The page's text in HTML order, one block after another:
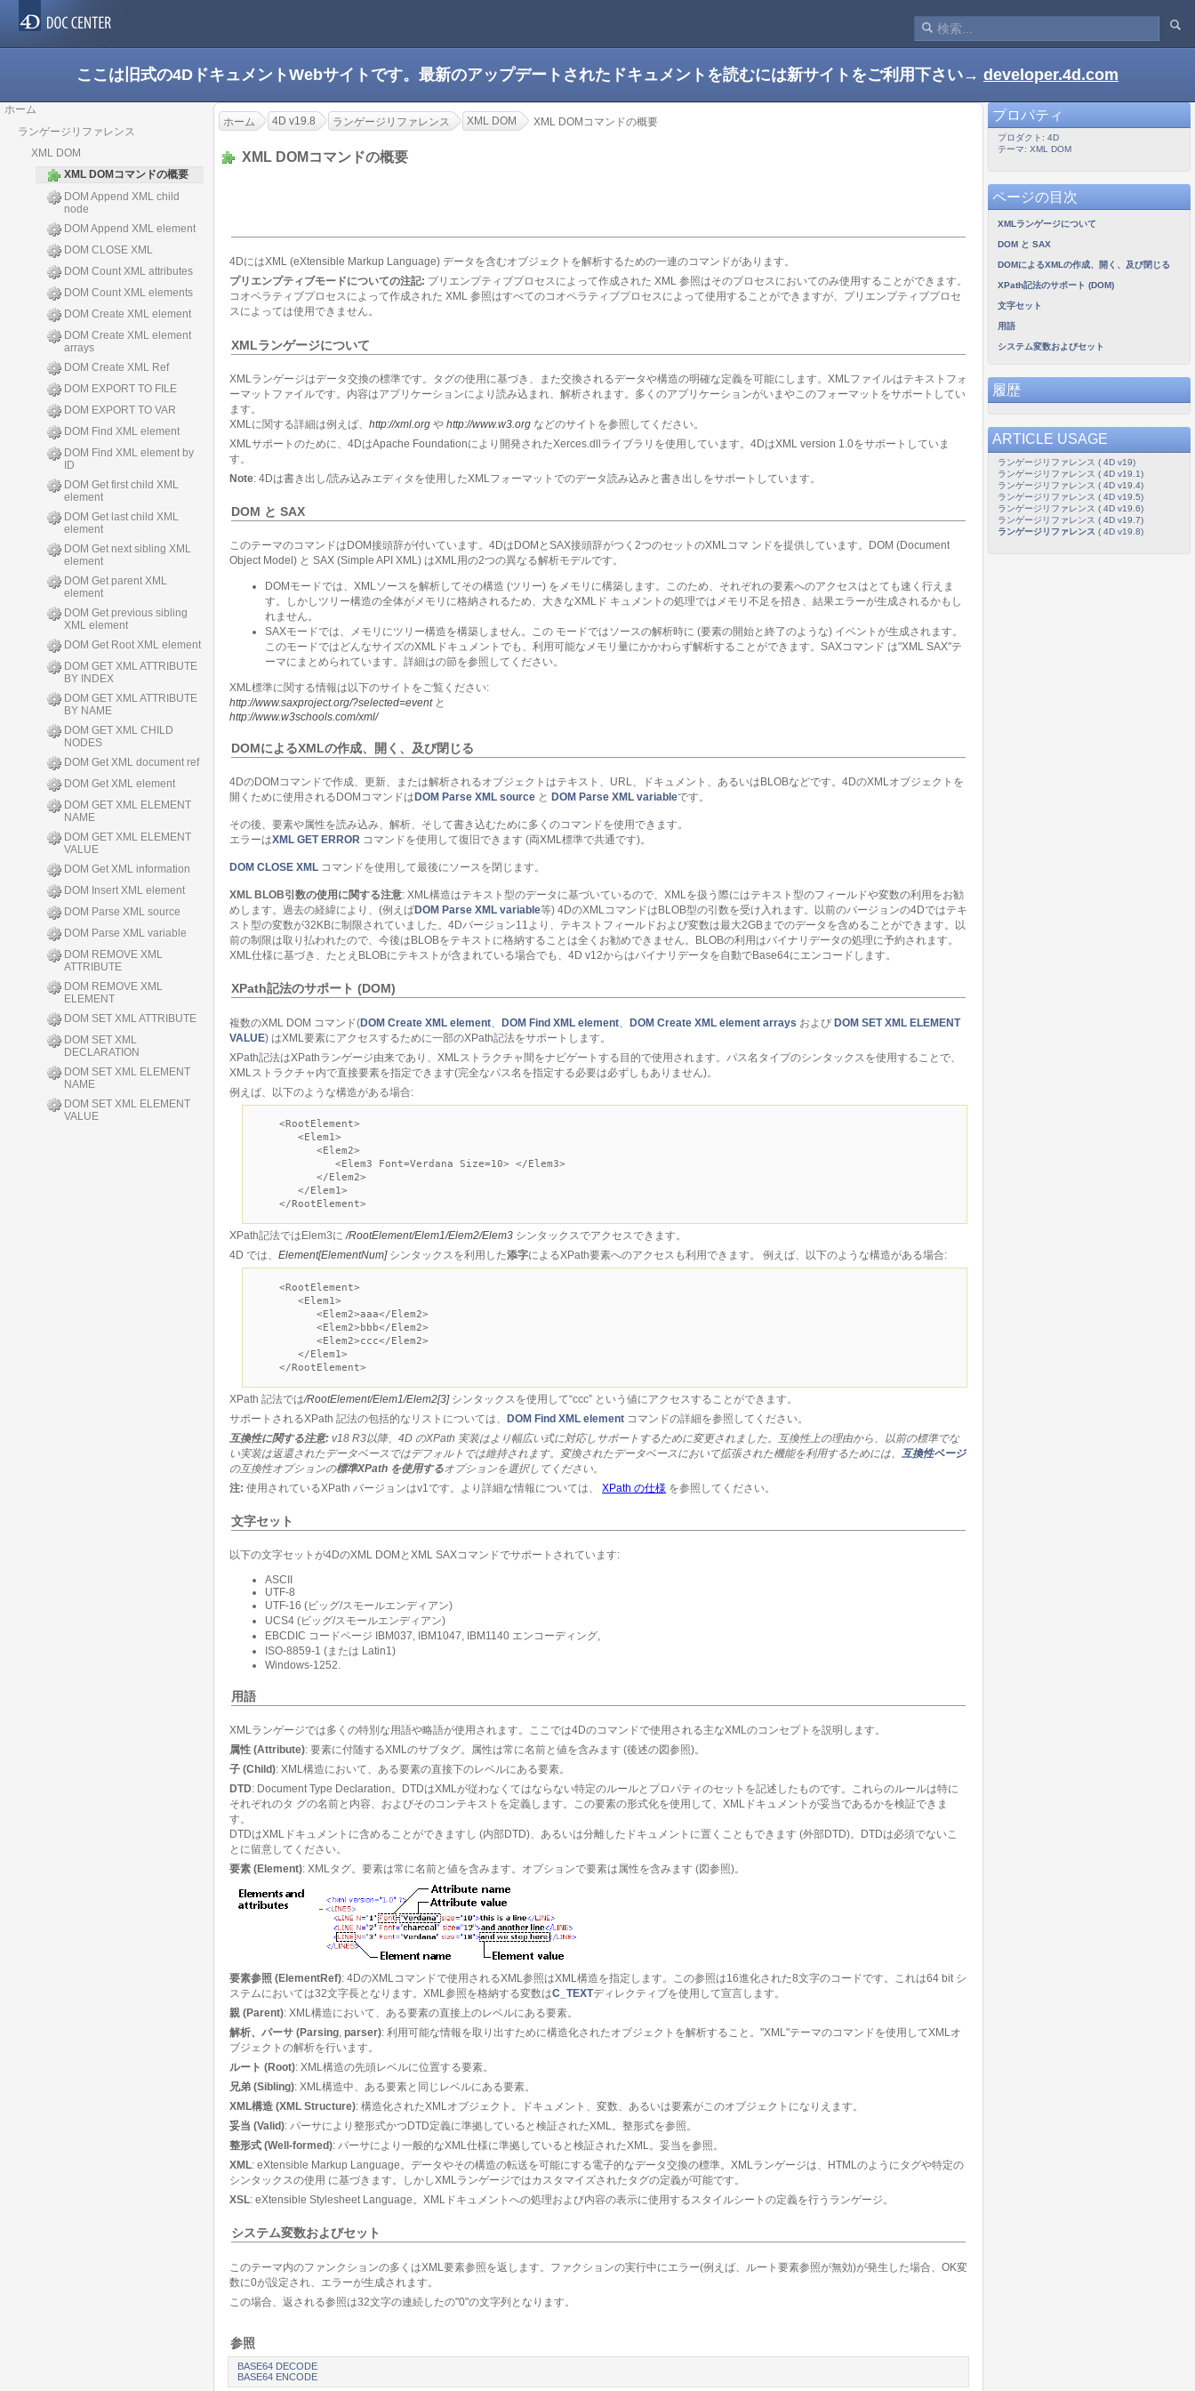
ここは旧式の4DドキュメントWebサイトです。最新のアップデートされたドキュメントを読むには新サイトをご利用下さい→ developer.4d.com
ホーム
ランゲージリファレンス
XML DOM
XML DOMコマンドの概要
DOM Append XML child
node
DOM Append XML element
DOM CLOSE XML
DOM Count XML attributes
DOM Count XML elements
DOM Create XML element
DOM Create XML element
arrays
DOM Create XML Ref
DOM EXPORT TO FILE
DOM EXPORT TO VAR
DOM Find XML element
DOM Find XML element by
ID
DOM Get first child XML
element
DOM Get last child XML
element
DOM Get next sibling XML
element
DOM Get parent XML
element
DOM Get previous sibling
XML element
DOM Get Root XML element
DOM GET XML ATTRIBUTE
BY INDEX
DOM GET XML ATTRIBUTE
BY NAME
DOM GET XML CHILD
NODES
DOM Get XML document ref
DOM Get XML element
DOM GET XML ELEMENT
NAME
DOM GET XML ELEMENT
VALUE
DOM Get XML information
DOM Insert XML element
DOM Parse XML source
DOM Parse XML variable
DOM REMOVE XML
ATTRIBUTE
DOM REMOVE XML
ELEMENT
DOM SET XML ATTRIBUTE
DOM SET XML
DECLARATION
DOM SET XML ELEMENT
NAME
DOM SET XML ELEMENT
VALUE
ホーム 4D v19.8 ランゲージリファレンス XML DOM XML DOMコマンドの概要
XML DOMコマンドの概要
4DにはXML (eXtensible Markup Language) データを含むオブジェクトを解析するための一連のコマンドがあります。
プリエンプティブモードについての注記: プリエンプティブプロセスによって作成された XML 参照はそのプロセスにおいてのみ使用することができます。
コオペラティブプロセスによって作成された XML 参照はすべてのコオペラティブプロセスによって使用することができますが、プリエンプティブプロセ
スによっては使用できません。
XMLランゲージについて
XMLランゲージはデータ交換の標準です。タグの使用に基づき、また交換されるデータや構造の明確な定義を可能にします。XMLファイルはテキストフォ
ーマットファイルです。内容はアプリケーションにより読み込まれ、解析されます。多くのアプリケーションがいまやこのフォーマットをサポートしてい
ます。
XMLに関する詳細は例えば、 http://xml.org や http://www.w3.org などのサイトを参照してください。
XMLサポートのために、4DはApache Foundationにより開発されたXerces.dllライブラリを使用しています。4DはXML version 1.0をサポートしていま
す。
Note: 4Dは書き出し/読み込みエディタを使用したXMLフォーマットでのデータ読み込みと書き出しをサポートしています。
DOM と SAX
このテーマのコマンドはDOM接頭辞が付いています。4DはDOMとSAX接頭辞がつく2つのセットのXMLコマ ンドを提供しています。DOM (Document
Object Model) と SAX (Simple API XML) はXML用の2つの異なる解析モデルです。
DOMモードでは、XMLソースを解析してその構造 (ツリー) をメモリに構築します。このため、それぞれの要素へのアクセスはとても速く行えま
す。しかしツリー構造の全体がメモリに格納されるため、大きなXMLド キュメントの処理ではメモリ不足を招き、結果エラーが生成されるかもし
れません。
SAXモードでは、メモリにツリー構造を構築しません。この モードではソースの解析時に (要素の開始と終了のような) イベントが生成されます。
このモードではどんなサイズのXMLドキュメントでも、利用可能なメモリ量にかかわらず解析することができます。SAXコマンド は"XML SAX"テ
ーマにまとめられています。詳細はの節を参照してください。
XML標準に関する情報は以下のサイトをご覧ください:
http://www.saxproject.org/?selected=eventと
http://www.w3schools.com/xml/
DOMによるXMLの作成、開く、及び閉じる
4DのDOMコマンドで作成、更新、または解析されるオブジェクトはテキスト、URL、ドキュメント、あるいはBLOBなどです。4DのXMLオブジェクトを
開くために使用されるDOMコマンドは DOM Parse XML source と DOM Parse XML variableです。
その後、要素や属性を読み込み、解析、そして書き込むために多くのコマンドを使用できます。
エラーはXML GET ERROR コマンドを使用して復旧できます (両XML標準で共通です)。
DOM CLOSE XML コマンドを使用して最後にソースを閉じます。
XML BLOB引数の使用に関する注意: XML構造はテキスト型のデータに基づいているので、XMLを扱う際にはテキスト型のフィールドや変数の利用をお勧
めします。過去の経緯により、(例えばDOM Parse XML variable等) 4DのXMLコマンドはBLOB型の引数を受け入れます。以前のバージョンの4Dではテキ
スト型の変数が32KBに制限されていました。4Dバージョン11より、テキストフィールドおよび変数は最大2GBまでのデータを含めることができます。以
前の制限は取り払われたので、今後はBLOBをテキストに格納することは全くお勧めできません。BLOBの利用はバイナリデータの処理に予約されます。
XML仕様に基づき、たとえBLOBにテキストが含まれている場合でも、4D v12からはバイナリデータを自動でBase64にエンコードします。
XPath記法のサポート (DOM)
複数のXML DOM コマンド(DOM Create XML element DOM Find XML element DOM Create XML element arrays および DOM SET XML ELEMENT
VALUE) はXML要素にアクセスするために一部のXPath記法をサポートします。
XPath記法はXPathランゲージ由来であり、XMLストラクチャ間をナビゲートする目的で使用されます。パス名タイプのシンタックスを使用することで、
XMLストラクチャ内で直接要素を指定できます(完全なパス名を指定する必要は必ずしもありません)。
例えば、以下のような構造がある場合:
<RootElement>
<Elem1>
<Elem2>
<Elem3 Font=Verdana Size=10> </Elem3>
</Elem2>
</Elem1>
</RootElement>
XPath記法ではElem3に/RootElement/Elem1/Elem2/Elem3 シンタックスでアクセスできます。
4D では、 Element[ElementNum]シンタックスを利用した添字によるXPath要素へのアクセスも利用できます。 例えば、以下のような構造がある場合:
<RootElement>
<Elem1>
<Elem2>aaa</Elem2>
<Elem2>bbb</Elem2>
<Elem2>ccc</Elem2>
</Elem1>
</RootElement>
XPath 記法では/RootElement/Elem1/Elem2[3]シンタックスを使用して“ccc” という値にアクセスすることができます。
サポートされるXPath 記法の包括的なリストについては、 DOM Find XML element コマンドの詳細を参照してください。
互換性に関する注意: v18 R3以降、4D のXPath 実装はより幅広い式に対応しサポートするために変更されました。互換性上の理由から、以前の標準でな
い実装は返還されたデータベースではデフォルトでは維持されます。変換されたデータベースにおいて拡張された機能を利用するためには、
互換性ページ
の互換性オプションの標準XPath を使用するオプションを選択してください。
注: 使用されているXPath バージョンはv1です。より詳細な情報については、 XPath の仕様 を参照してください。
文字セット
以下の文字セットが4DのXML DOMとXML SAXコマンドでサポートされています:
ASCII
UTF-8
UTF-16 (ビッグ/スモールエンディアン)
UCS4 (ビッグ/スモールエンディアン)
EBCDIC コードページ IBM037, IBM1047, IBM1140 エンコーディング,
ISO-8859-1 (または Latin1)
Windows-1252.
用語
XMLランゲージでは多くの特別な用語や略語が使用されます。ここでは4Dのコマンドで使用される主なXMLのコンセプトを説明します。
属性 (Attribute): 要素に付随するXMLのサブタグ。属性は常に名前と値を含みます (後述の図参照)。
子 (Child): XML構造において、ある要素の直接下のレベルにある要素。
DTD: Document Type Declaration。DTDはXMLが従わなくてはならない特定のルールとプロパティのセットを記述したものです。これらのルールは特に
それぞれのタ グの名前と内容、およびそのコンテキストを定義します。この要素の形式化を使用して、XMLドキュメントが妥当であるかを検証できま
す。
DTDはXMLドキュメントに含めることができますし (内部DTD)、あるいは分離したドキュメントに置くこともできます (外部DTD)。DTDは必須でないこ
とに留意してください。
要素 (Element): XMLタグ。要素は常に名前と値を含みます。オプションで要素は属性を含みます (図参照)。
要素参照 (ElementRef): 4DのXMLコマンドで使用されるXML参照はXML構造を指定します。この参照は16進化された8文字のコードです。これは64 bit シ
ステムにおいては32文字長となります。XML参照を格納する変数はC_TEXTディレクティブを使用して宣言します。
親 (Parent): XML構造において、ある要素の直接上のレベルにある要素。
解析、パーサ (Parsing, parser): 利用可能な情報を取り出すために構造化されたオブジェクトを解析すること。"XML"テーマのコマンドを使用してXMLオ
ブジェクトの解析を行います。
ルート (Root): XML構造の先頭レベルに位置する要素。
兄弟 (Sibling): XML構造中、ある要素と同じレベルにある要素。
XML構造 (XML Structure): 構造化されたXMLオブジェクト。ドキュメント、変数、あるいは要素がこのオブジェクトになりえます。
妥当 (Valid): パーサにより整形式かつDTD定義に準拠していると検証されたXML。整形式を参照。
整形式 (Well-formed): パーサにより一般的なXML仕様に準拠していると検証されたXML。妥当を参照。
XML: eXtensible Markup Language。データやその構造の転送を可能にする電子的なデータ交換の標準。XMLランゲージは、HTMLのようにタグや特定の
シンタックスの使用 に基づきます。しかしXMLランゲージではカスタマイズされたタグの定義が可能です。
XSL: eXtensible Stylesheet Language。XMLドキュメントへの処理および内容の表示に使用するスタイルシートの定義を行うランゲージ。
システム変数およびセット
このテーマ内のファンクションの多くはXML要素参照を返します。ファクションの実行中にエラー(例えば、ルート要素参照が無効)が発生した場合、OK変
数に0が設定され、エラーが生成されます。
この場合、返される参照は32文字の連続したの"0"の文字列となります。
参照
BASE64 DECODE
BASE64 ENCODE
プロパティ
プロダクト: 4D
テーマ: XML DOM
ページの目次
XMLランゲージについて
DOM と SAX
DOMによるXMLの作成、開く、及び閉じる
XPath記法のサポート (DOM)
文字セット
用語
システム変数およびセット
履歴
ARTICLE USAGE
ランゲージリファレンス ( 4D v19)
ランゲージリファレンス ( 4D v19.1)
ランゲージリファレンス ( 4D v19.4)
ランゲージリファレンス ( 4D v19.5)
ランゲージリファレンス ( 4D v19.6)
ランゲージリファレンス ( 4D v19.7)
ランゲージリファレンス ( 4D v19.8)